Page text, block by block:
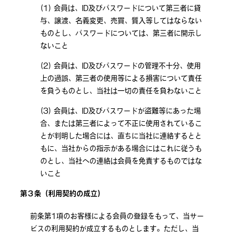
会員は、ID及びパスワードについて第三者に貸
与、譲渡、名義変更、売買、質入等してはならない
ものとし、パスワードについては、第三者に開示し
ないこと
会員は、ID及びパスワードの管理不十分、使用
上の過誤、第三者の使用等による損害について責任
を負うものとし、当社は一切の責任を負わないこと
会員は、ID及びパスワードが盗難等にあった場
合、または第三者によって不正に使用されているこ
とが判明した場合には、直ちに当社に連絡するとと
もに、当社からの指示がある場合にはこれに従うも
のとし、当社への連絡は会員を免責するものではな
いこと
第３条（利用契約の成立）
前条第1項のお客様による会員の登録をもって、当サー
ビスの利用契約が成立するものとします。ただし、当